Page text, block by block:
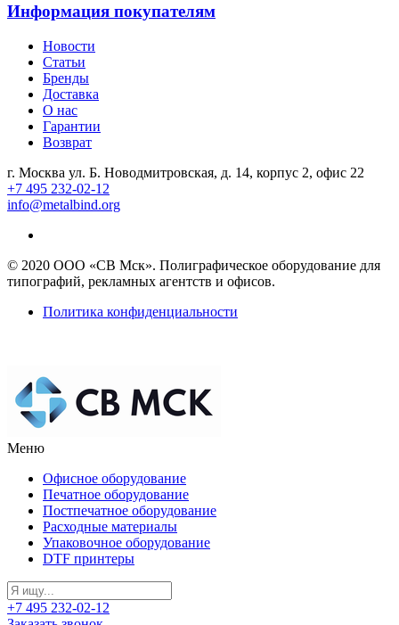
Информация покупателям
Новости
Статьи
Бренды
Доставка
О нас
Гарантии
Возврат
г. Москва ул. Б. Новодмитровская, д. 14, корпус 2, офис 22
+7 495 232-02-12
info@metalbind.org
© 2020 ООО «СВ Мск». Полиграфическое оборудование для
типографий, рекламных агентств и офисов.
Политика конфиденциальности
Меню
Офисное оборудование
Печатное оборудование
Постпечатное оборудование
Расходные материалы
Упаковочное оборудование
DTF принтеры
+7 495 232-02-12